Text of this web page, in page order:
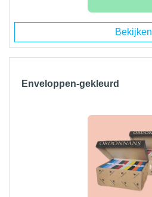
Bekijken
Enveloppen-gekleurd